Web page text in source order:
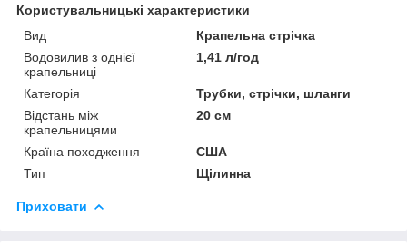
Користувальницькі характеристики
Вид
Крапельна стрічка
Водовилив з однієї
крапельниці
1,41 л/год
Категорія
Трубки, стрічки, шланги
Відстань між
крапельницями
20 см
Країна походження
США
Тип
Щілинна
Приховати